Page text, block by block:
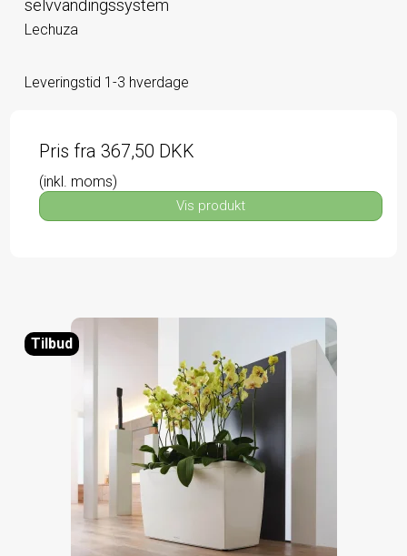
selvvandingssystem
Lechuza
Leveringstid 1-3 hverdage
Pris fra 367,50 DKK
(inkl. moms)
Vis produkt
Tilbud